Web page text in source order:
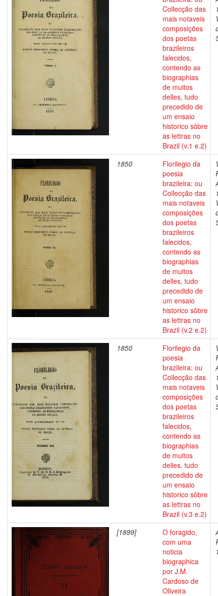
Collecção das
mais notaveis
composições
dos poetas
brazileiros
falecidos,
contendo as
biographias
de muitos
delles, tudo
precedido de
um ensaio
historico sôbre
as lettras no
Brazil (v.1 e.2)
1850
Florilegio da
poesia
brazileira: ou
Collecção das
mais notaveis
composições
dos poetas
brazileiros
falecidos,
contendo as
biographias
de muitos
delles, tudo
precedido de
um ensaio
historico sôbre
as lettras no
Brazil (v.2 e.2)
1850
Florilegio da
poesia
brazileira: ou
Collecção das
mais notaveis
composições
dos poetas
brazileiros
falecidos,
contendo as
biographias
de muitos
delles, tudo
precedido de
um ensaio
historico sôbre
as lettras no
Brazil (v.3 e.2)
[1899]
O foragido,
com uma
noticia
biographica
por J.M.
Cardoso de
Oliveira